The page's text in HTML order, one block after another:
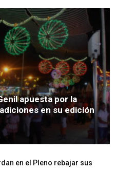
apuesta por la
en su edición
en el Pleno rebajar sus